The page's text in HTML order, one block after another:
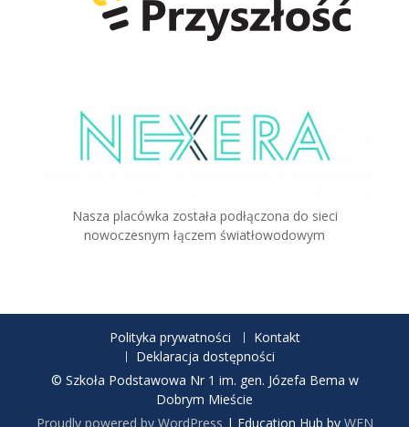
Nasza placówka została podłączona do sieci
nowoczesnym łączem światłowodowym
Polityka prywatności
Kontakt
Deklaracja dostępności
© Szkoła Podstawowa Nr 1 im. gen. Józefa Bema w
Dobrym Mieście
Proudly powered by WordPress | Education Hub by WEN